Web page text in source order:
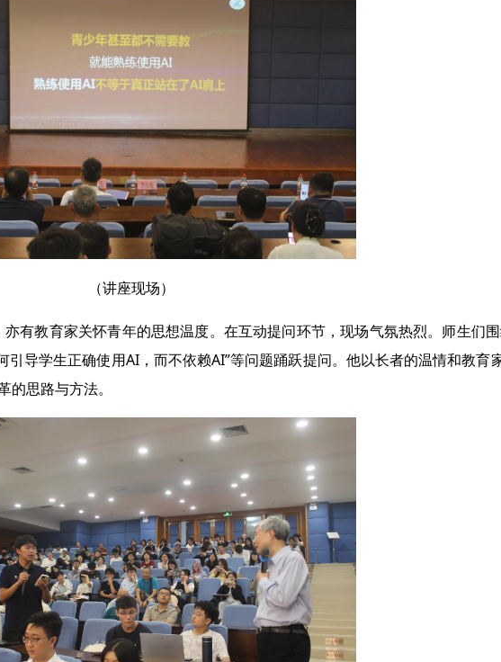
（讲座现场）
有教育家关怀青年的思想温度。在互动提问环节，现场气氛热烈。师生们
引导学生正确使用AI，而不依赖AI”等问题踊跃提问。他以长者的温情和教育
思路与方法。